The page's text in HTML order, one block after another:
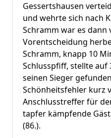
Gessertshausen
und wehrte sich nach
Schramm war es dann
Vorentscheidung
Schramm, knapp 10
Schlusspfiff, stellte auf
seinen Sieger
Schönheitsfehler kurz
Anschlusstreffer für
tapfer kämpfende
(86.).